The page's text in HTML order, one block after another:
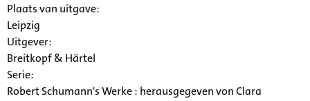
Plaats van uitgave:
Leipzig
Uitgever:
Breitkopf & Härtel
Serie:
Robert Schumann's Werke : herausgegeven von Clara